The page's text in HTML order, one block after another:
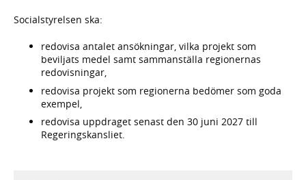
Socialstyrelsen ska:
redovisa antalet ansökningar, vilka projekt som
beviljats medel samt sammanställa regionernas
redovisningar,
redovisa projekt som regionerna bedömer som goda
exempel,
redovisa uppdraget senast den 30 juni 2027 till
Regeringskansliet.